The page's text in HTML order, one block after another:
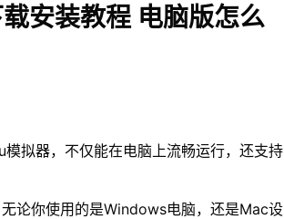
安装教程 电脑版怎么
拟器，不仅能在电脑上流畅运行，还支持
论你使用的是Windows电脑，还是Mac设